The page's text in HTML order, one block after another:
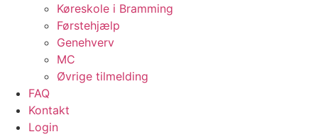
Køreskole i Bramming
Førstehjælp
Genehverv
MC
Øvrige tilmelding
FAQ
Kontakt
Login